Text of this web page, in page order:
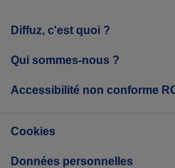
Diffuz, c'est quoi ?
Qui sommes-nous ?
Accessibilité non conforme
Cookies
Données personnelles